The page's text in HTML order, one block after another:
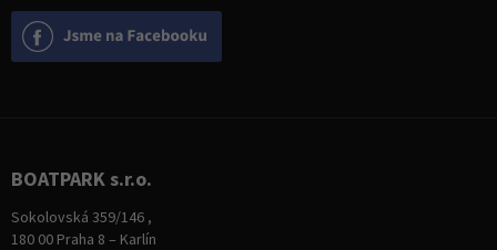
BOATPARK s.r.o.
Sokolovská 359/146 ,
180 00 Praha 8 – Karlín